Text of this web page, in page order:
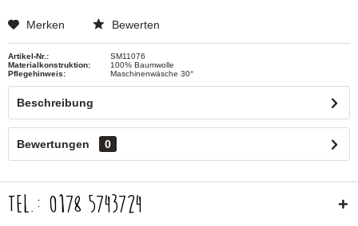
Merken Bewerten
Artikel-Nr.:
SM11076
Materialkonstruktion:
100% Baumwolle
Pflegehinweis:
Maschinenwäsche 30°
Beschreibung
Bewertungen 0
Tel.: 0178 5743724